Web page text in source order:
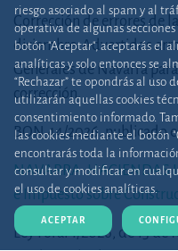
Corrección de errores de
diciembre. Advertidos
Generales de Navarra
corrección.
BON 44/2026, publicado
NAVARRA. HACIENDAS
e Impuesto sobre
Ley Foral 1/2026, de 13
riesgo asociado al spam y al
operativa de algunas
botón "Aceptar", aceptarás el
analíticas y solo entonces se
“Rechazar” te opondrás al uso
utilizarán aquellas cookies
consentimiento informado.
las cookies mediante el botón
encontrarás toda la
consultar y modificar en
el uso de cookies analíticas.
ACEPTAR